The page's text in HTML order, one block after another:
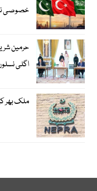
خصوصی
حرمین
اگلی
ملک بھر